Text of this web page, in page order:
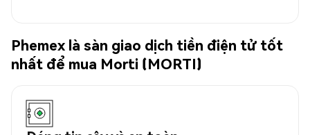
Phemex là sàn giao dịch tiền điện tử tốt
nhất để mua Morti (MORTI)